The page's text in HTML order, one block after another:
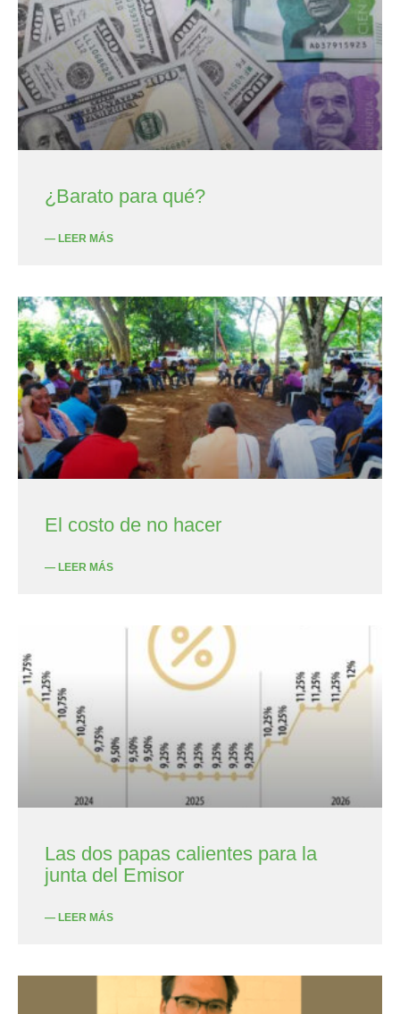
¿Barato para qué?
— LEER MÁS
El costo de no hacer
— LEER MÁS
Las dos papas calientes para la
junta del Emisor
— LEER MÁS